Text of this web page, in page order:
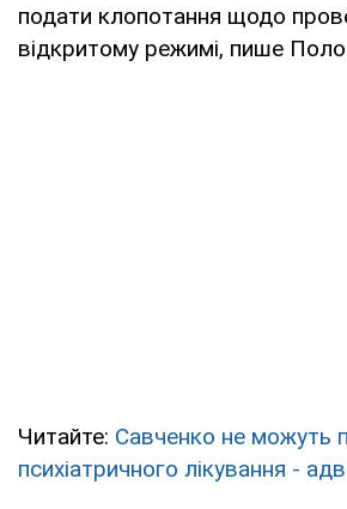
подати клопотання щодо
відкритому режимі, пише
Читайте: Савченко не можуть
психіатричного лікування -